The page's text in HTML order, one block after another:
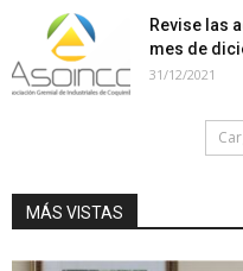
Revise las
mes de
31/12/2021
MÁS VISTAS